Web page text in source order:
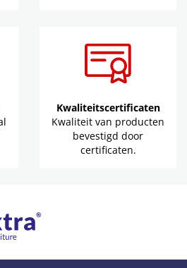
Kwaliteitscertificaten
Kwaliteit van producten
bevestigd door
certificaten.